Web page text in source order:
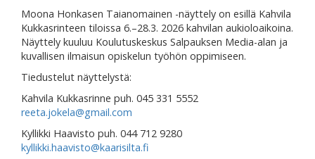
Moona Honkasen Taianomainen -näyttely on esillä Kahvila
Kukkasrinteen tiloissa 6.–28.3. 2026 kahvilan aukioloaikoina.
Näyttely kuuluu Koulutuskeskus Salpauksen Media-alan ja
kuvallisen ilmaisun opiskelun työhön oppimiseen.
Tiedustelut näyttelystä:
Kahvila Kukkasrinne puh. 045 331 5552
reeta.jokela@gmail.com
Kyllikki Haavisto puh. 044 712 9280
kyllikki.haavisto@kaarisilta.fi